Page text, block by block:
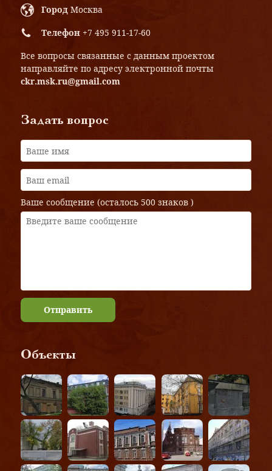
Город Москва
Телефон +7 495 911-17-60
Все вопросы связанные с данным проектом
направляйте по адресу электронной почты
ckr.msk.ru@gmail.com
Задать вопрос
Ваше сообщение (осталось 500 знаков )
Отправить
Объекты